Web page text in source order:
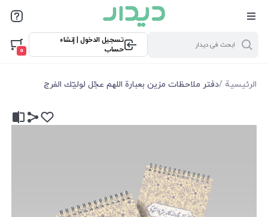
تسجيل الدخول | إنشاء
حساب
0
الرئيسية /دفتر ملاحظات مزين بعبارة اللهم عجّل لوليّك الفرج